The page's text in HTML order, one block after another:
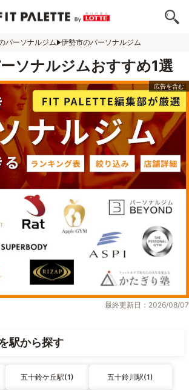
パーソナルジム 伊勢市のパーソナルジム
ソナルジムおすすめ1選
最終更新日：2026/08/07
駅から探す
五十鈴ケ丘駅(1) 五十鈴川駅(1)